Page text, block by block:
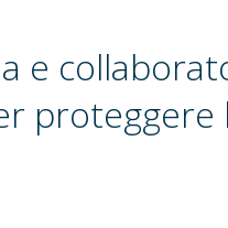
e
proteggere